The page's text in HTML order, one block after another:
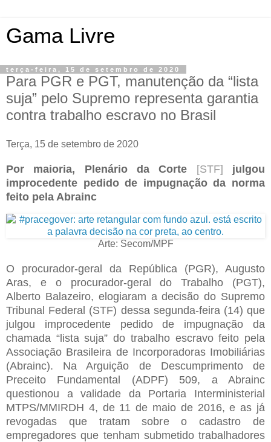
Gama Livre
terça-feira, 15 de setembro de 2020
Para PGR e PGT, manutenção da “lista
suja” pelo Supremo representa garantia
contra trabalho escravo no Brasil
Terça, 15 de setembro de 2020
Por maioria, Plenário da Corte [STF] julgou
improcedente pedido de impugnação da norma
feito pela Abrainc
Arte: Secom/MPF
O procurador-geral da República (PGR), Augusto
Aras, e o procurador-geral do Trabalho (PGT),
Alberto Balazeiro, elogiaram a decisão do Supremo
Tribunal Federal (STF) dessa segunda-feira (14) que
julgou improcedente pedido de impugnação da
chamada “lista suja” do trabalho escravo feito pela
Associação Brasileira de Incorporadoras Imobiliárias
(Abrainc). Na Arguição de Descumprimento de
Preceito Fundamental (ADPF) 509, a Abrainc
questionou a validade da Portaria Interministerial
MTPS/MMIRDH 4, de 11 de maio de 2016, e as já
revogadas que tratam sobre o cadastro de
empregadores que tenham submetido trabalhadores